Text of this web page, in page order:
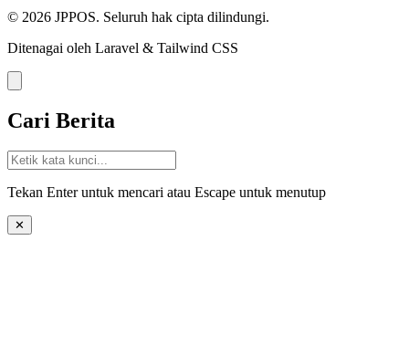
© 2026 JPPOS. Seluruh hak cipta dilindungi.
Ditenagai oleh Laravel & Tailwind CSS
Cari Berita
Tekan Enter untuk mencari atau Escape untuk menutup
✕